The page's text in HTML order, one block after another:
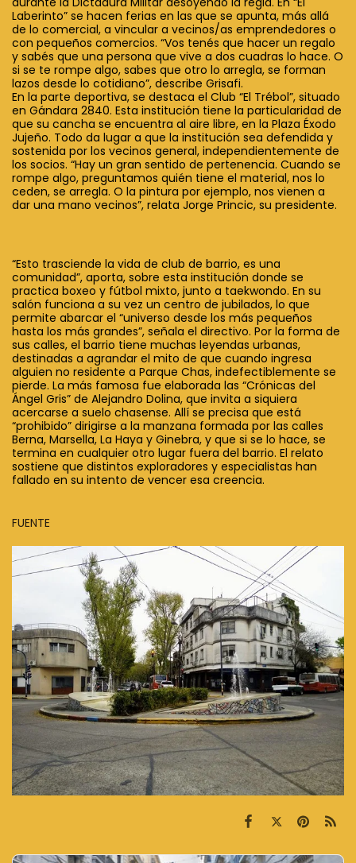
Laberinto” se hacen ferias en las que se apunta, más allá
de lo comercial, a vincular a vecinos/as emprendedores o
con pequeños comercios. “Vos tenés que hacer un regalo
y sabés que una persona que vive a dos cuadras lo hace. O
si se te rompe algo, sabes que otro lo arregla, se forman
lazos desde lo cotidiano”, describe Grisafi.
En la parte deportiva, se destaca el Club “El Trébol”, situado
en Gándara 2840. Esta institución tiene la particularidad de
que su cancha se encuentra al aire libre, en la Plaza Éxodo
Jujeño. Todo da lugar a que la institución sea defendida y
sostenida por los vecinos general, independientemente de
los socios. “Hay un gran sentido de pertenencia. Cuando se
rompe algo, preguntamos quién tiene el material, nos lo
ceden, se arregla. O la pintura por ejemplo, nos vienen a
dar una mano vecinos”, relata Jorge Princic, su presidente.
“Esto trasciende la vida de club de barrio, es una
comunidad”, aporta, sobre esta institución donde se
practica boxeo y fútbol mixto, junto a taekwondo. En su
salón funciona a su vez un centro de jubilados, lo que
permite abarcar el “universo desde los más pequeños
hasta los más grandes”, señala el directivo. Por la forma de
sus calles, el barrio tiene muchas leyendas urbanas,
destinadas a agrandar el mito de que cuando ingresa
alguien no residente a Parque Chas, indefectiblemente se
pierde. La más famosa fue elaborada las “Crónicas del
Ángel Gris” de Alejandro Dolina, que invita a siquiera
acercarse a suelo chasense. Allí se precisa que está
“prohibido” dirigirse a la manzana formada por las calles
Berna, Marsella, La Haya y Ginebra, y que si se lo hace, se
termina en cualquier otro lugar fuera del barrio. El relato
sostiene que distintos exploradores y especialistas han
fallado en su intento de vencer esa creencia.
FUENTE